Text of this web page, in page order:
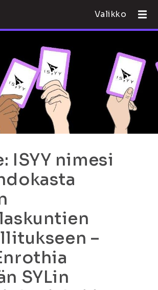
Valikko
ISYY nimesi
–
SYLin